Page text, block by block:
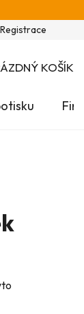
Registrace
KOŠÍK